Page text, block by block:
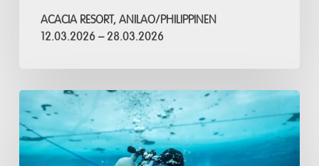
ACACIA RESORT, ANILAO/PHILIPPINEN
12.03.2026 – 28.03.2026
Eistauchen
Tirol
UW-